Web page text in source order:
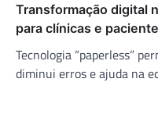
Transformação digital
para clínicas e
Tecnologia “paperless”
diminui erros e ajuda na